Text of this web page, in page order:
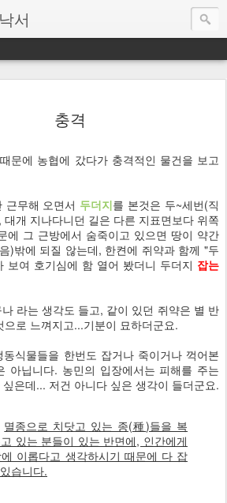
서
충격
문에 농협에 갔다가 충격적인 물건을 보고
근무해 오면서 두더지를 본것은 두~세번(직
개 지나다니던 길은 다른 지표면보다 위쪽
에 그 근방에서 숨죽이고 있으면 땅이 약간
)밖에 되질 않는데, 한켠에 쥐약과 함께 "두
보여 호기심에 함 열어 봤더니 두더지 잡는
라는 생각도 들고, 같이 있던 쥐약은 별 반
로 느껴지고...기분이 묘하더군요.
식물들을 한번도 잡거나 죽이거나 꺽어본
아닙니다. 농민의 입장에서는 피해를 주는
은데... 저건 아니다 싶은 생각이 들더군요.
멸종으로 치닷고 있는 종(種)들을 복
있는 분들이 있는 반면에, 인간에게
이롭다고 생각하시기 때문에 다 잡
있습니다.